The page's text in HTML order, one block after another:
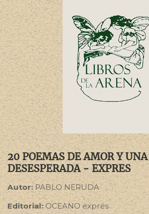
20 POEMAS DE AMOR Y
DESESPERADA - EXPRES
Autor: PABLO NERUDA
Editorial: OCEANO exprés